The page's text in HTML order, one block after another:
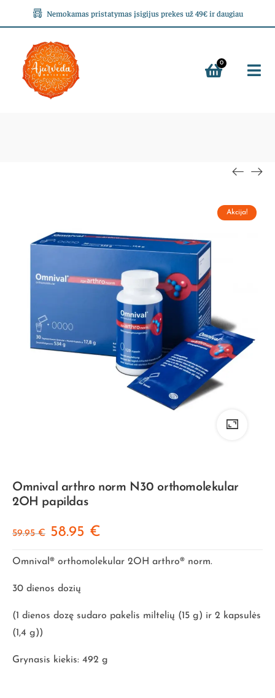
Nemokamas pristatymas įsigijus prekes už 49€ ir daugiau
0
Akcija!
Omnival arthro norm N30 orthomolekular
2OH papildas
59.95€ 58.95 €
Omnival® orthomolekular 2OH arthro® norm.
30 dienos dozių
(1 dienos dozę sudaro pakelis miltelių (15 g) ir 2 kapsulės
(1,4 g))
Grynasis kiekis: 492 g